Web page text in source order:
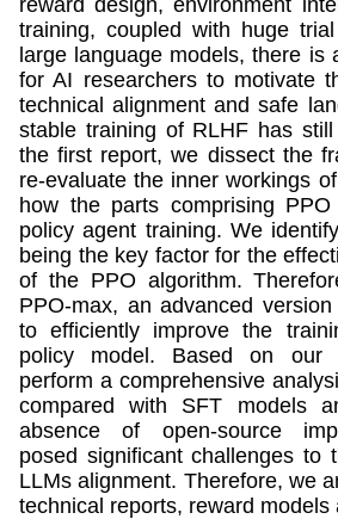
training, coupled with huge
large language models, there is
for AI researchers to motivate
technical alignment and safe
stable training of RLHF has
the first report, we dissect the
re-evaluate the inner workings
how the parts comprising
policy agent training. We
being the key factor for the
of the PPO algorithm.
PPO-max, an advanced
to efficiently improve the
policy model. Based on our
perform a comprehensive
compared with SFT models
absence of open-source
posed significant challenges to
LLMs alignment. Therefore, we
technical reports, reward models